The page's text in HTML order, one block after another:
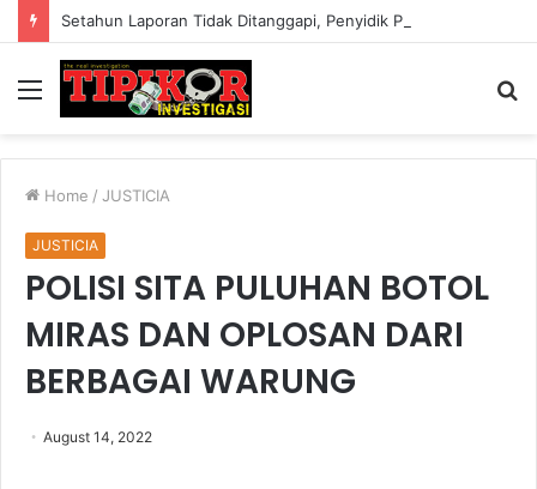
Menu
Home / JUSTICIA
JUSTICIA
POLISI SITA PULUHAN BOTOL
MIRAS DAN OPLOSAN DARI
BERBAGAI WARUNG
August 14, 2022